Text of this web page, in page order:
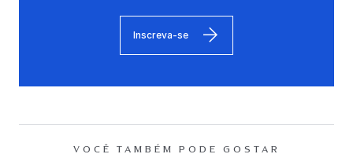
Inscreva-se
VOCÊ TAMBÉM PODE GOSTAR